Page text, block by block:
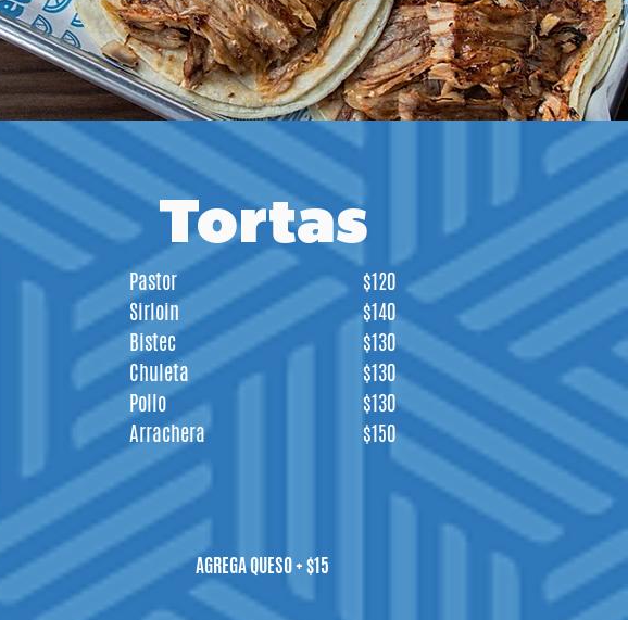
Tortas
Pastor
Sirloin
Bistec
Chuleta
Pollo
Arrachera
$120
$140
$130
$130
$130
$150
AGREGA QUESO + $15